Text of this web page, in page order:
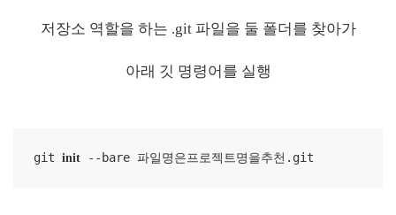
저장소 역할을 하는 .git 파일을 둘 폴더를 찾아가
아래 깃 명령어를 실행
git init --bare 파일명은프로젝트명을추천.git